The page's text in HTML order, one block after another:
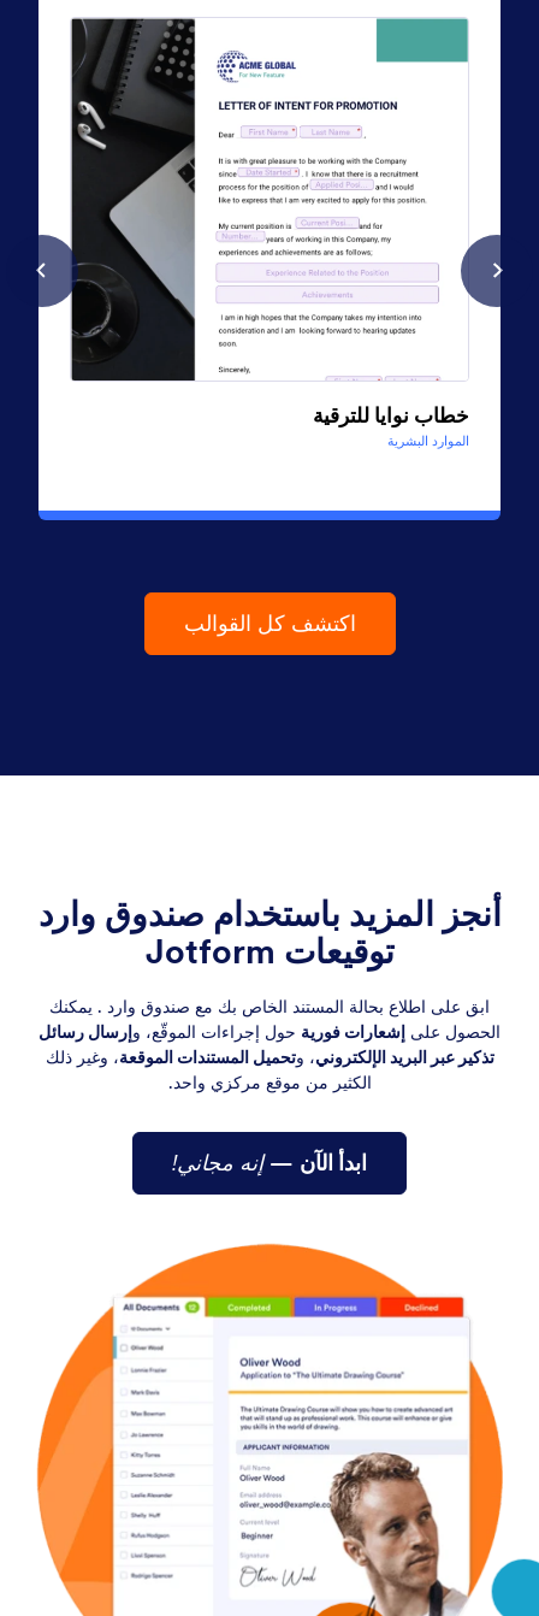
خطاب نوايا للترقية
الموارد البشرية
اكتشف كل القوالب
أنجز المزيد باستخدام صندوق وارد
توقيعات Jotform
ابق على اطلاع بحالة المستند الخاص بك مع صندوق وارد . يمكنك
الحصول على إشعارات فورية حول إجراءات الموقّع، وإرسال رسائل
تذكير عبر البريد الإلكتروني، وتحميل المستندات الموقعة، وغير ذلك
الكثير من موقع مركزي واحد.
ابدأ الآن —إنه مجاني!